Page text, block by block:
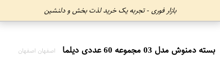
بازار فوری - تجربه یک خرید لذت بخش و دلنشین
بسته دمنوش مدل 03 مجموعه 60 عددی دیلما اصفهان اصفهان